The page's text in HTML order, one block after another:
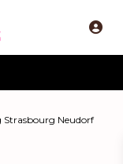
Strasbourg Neudorf